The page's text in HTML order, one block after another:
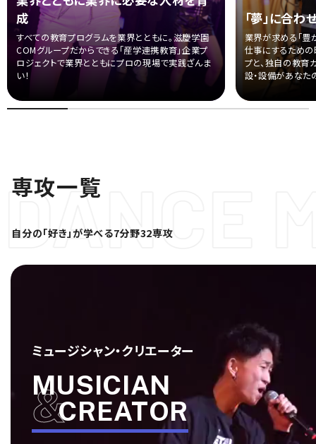
成
すべての教育プログラムを業界とともに。滋慶学園
COMグループだからできる 「産学連携教育」企業プ
ロジェクトで業界とともにプロの現場で実践ざんま
い！
「夢」に合
業界が求める「豊
仕事にするための
プと、独自の教育
設・設備があなた
専攻一覧
自分の「好き」が学べる7分野32専攻
ミュージシャン・クリエーター
MUSICIAN
CREATOR